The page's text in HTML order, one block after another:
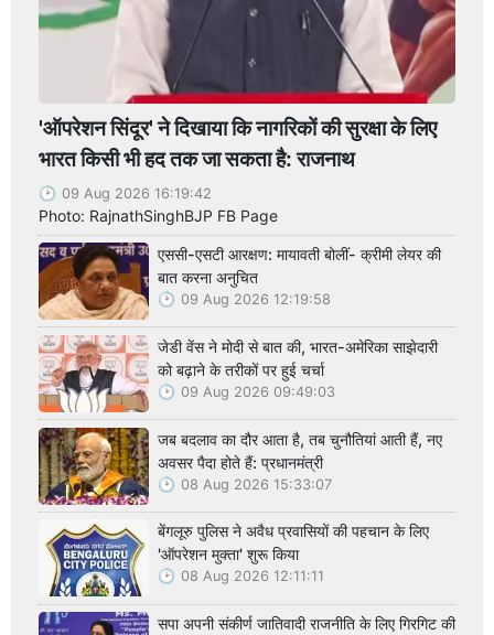
'ऑपरेशन सिंदूर' ने दिखाया कि नागरिकों की सुरक्षा के लिए
भारत किसी भी हद तक जा सकता है: राजनाथ
09 Aug 2026 16:19:42
Photo: RajnathSinghBJP FB Page
एससी-एसटी आरक्षण: मायावती बोलीं- क्रीमी लेयर की
बात करना अनुचित
09 Aug 2026 12:19:58
जेडी वेंस ने मोदी से बात की, भारत-अमेरिका साझेदारी
को बढ़ाने के तरीकों पर हुई चर्चा
09 Aug 2026 09:49:03
जब बदलाव का दौर आता है, तब चुनौतियां आती हैं, नए
अवसर पैदा होते हैं: प्रधानमंत्री
08 Aug 2026 15:33:07
बेंगलूरु पुलिस ने अवैध प्रवासियों की पहचान के लिए
'ऑपरेशन मुक्ता' शुरू किया
08 Aug 2026 12:11:11
सपा अपनी संकीर्ण जातिवादी राजनीति के लिए गिरगिट की